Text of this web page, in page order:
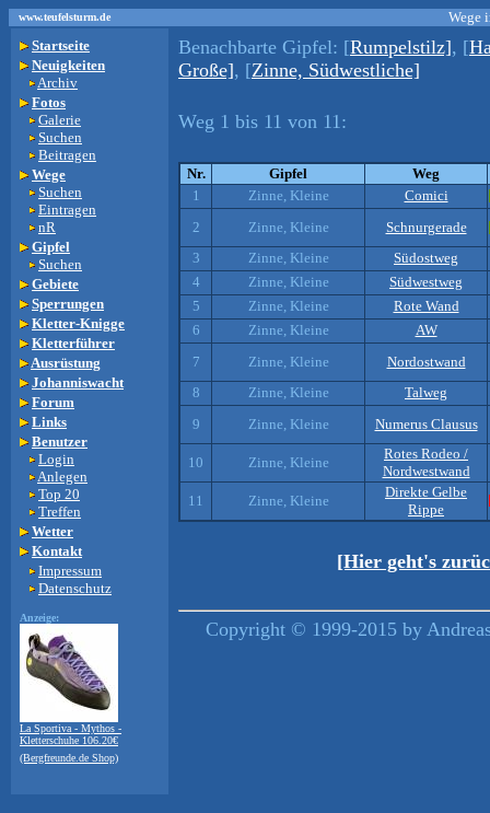
www.teufelsturm.de
Wege
Startseite
Neuigkeiten
Archiv
Fotos
Galerie
Suchen
Beitragen
Wege
Suchen
Eintragen
nR
Gipfel
Suchen
Gebiete
Sperrungen
Kletter-Knigge
Kletterführer
Ausrüstung
Johanniswacht
Forum
Links
Benutzer
Login
Anlegen
Top 20
Treffen
Wetter
Kontakt
Impressum
Datenschutz
Anzeige:
La Sportiva - Mythos -
Kletterschuhe 106.20€
(Bergfreunde.de Shop)
Benachbarte Gipfel: [Rumpelstilz], [
Große], [Zinne, Südwestliche]
Weg 1 bis 11 von 11:
Nr. Gipfel
Weg
1
Zinne, Kleine
Comici
2
Zinne, Kleine
Schnurgerade
3
Zinne, Kleine
Südostweg
4
Zinne, Kleine
Südwestweg
5
Zinne, Kleine
Rote Wand
6
Zinne, Kleine
AW
7
Zinne, Kleine
Nordostwand
8
Zinne, Kleine
Talweg
9
Zinne, Kleine Numerus Clausus
10 Zinne, Kleine
Rotes Rodeo /
Nordwestwand
11
Zinne, Kleine
Direkte Gelbe
Rippe
[Hier geht's
Copyright © 1999-2015 by